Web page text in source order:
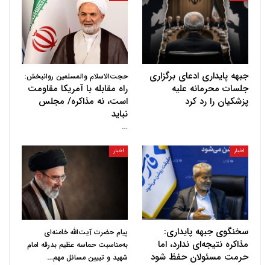
جبهه پایداری ادعای برگزاری
جلسات محرمانه علیه
پزشکیان را رد کرد
حجت‌الاسلام والمسلمین روانبخش:
راه مقابله با آمریکا مقاومت
است، نه مذاکره/ مجلس
نباید
…
اخبار
سخنگوی جبهه پایداری:
مذاکره نتیجه‌ای ندارد، اما
حرمت مسئولان حفظ شود
اخبار
پیام حضرت آیت‌الله خامنه‌ای
به‌مناسبت حماسه عظیم بدرقه امام
شهید و تبیین مسائل مهم…